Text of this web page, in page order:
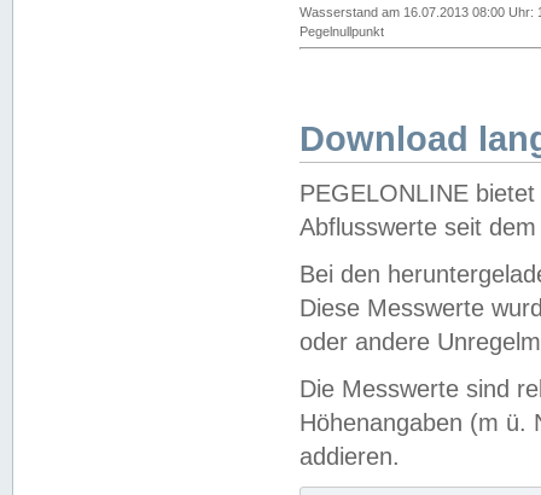
Wasserstand am 16.07.2013 08:00 Uhr:
Pegelnullpunkt
Download
PEGELONLINE
Abflusswerte seit
Bei den
Diese Messwerte
oder andere
Die Messwerte sind
Höhenangaben (m ü.
addieren.